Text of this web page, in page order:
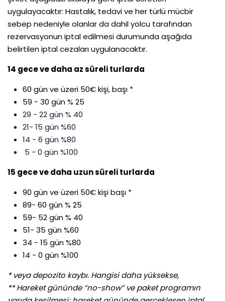
uygulayacaktır: Hastalık, tedavi ve her türlü mücbir
sebep nedeniyle olanlar da dahil yolcu tarafından
rezervasyonun iptal edilmesi durumunda aşağıda
belirtilen iptal cezaları uygulanacaktır.
14 gece ve daha az süreli turlarda
60 gün ve üzeri 50€ kişi, başı *
59 - 30 gün % 25
29 - 22 gün % 40
21- 15 gün %60
14 - 6 gün %80
5 - 0 gün %100
15 gece ve daha uzun süreli turlarda
90 gün ve üzeri 50€ kişi başı *
89- 60 gün % 25
59- 52 gün % 40
51- 35 gün %60
34 - 15 gün %80
14 - 0 gün %100
* veya depozito kaybı. Hangisi daha yüksekse,
** Hareket gününde “no-show” ve paket programın